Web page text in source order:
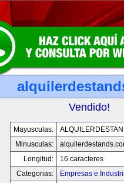
Vendido!
Mayusculas:
Minusculas:
Longitud:
16 caracteres
Categorias:
Empresas e